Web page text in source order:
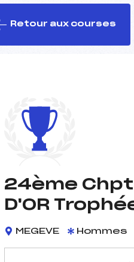
Retour aux courses
24ème Chpt
D'OR
MEGEVE Hommes